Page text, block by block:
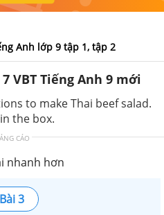
Anh lớp 9 tập 1, tập 2
VBT Tiếng Anh 9 mới
to make Thai beef salad.
the box.
CÁO
nhanh hơn
Bài 3